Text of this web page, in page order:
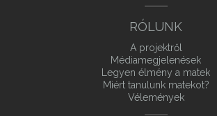
RÓLUNK
A projektről
Médiamegjelenések
Legyen élmény a matek
Miért tanulunk matekot?
Vélemények